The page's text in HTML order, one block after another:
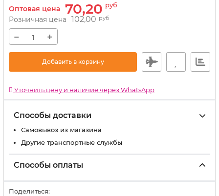
Оптовая цена 70,20 руб
Розничная цена 102,00 руб
− +
Добавить в корзину
Уточнить цену и наличие через WhatsApp
Способы доставки
Самовывоз из магазина
Другие транспортные службы
Способы оплаты
Поделиться: